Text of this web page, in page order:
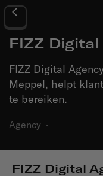
FIZZ
FIZZ Digital
Meppel, helpt
te bereiken.
Agency ·
FIZZ Digital